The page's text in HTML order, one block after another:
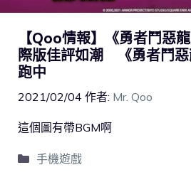
【Qoo情報】《勇者鬥惡
際版佳評如潮 《勇者鬥惡
跑中
2021/02/04 作者: Mr. Qoo
這個圖有帶BGM啊
手機遊戲